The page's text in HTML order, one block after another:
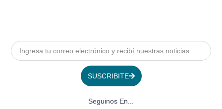
SUSCRIBITE
Seguinos En...